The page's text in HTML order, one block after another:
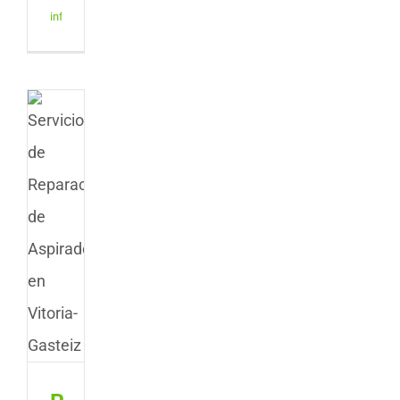
información